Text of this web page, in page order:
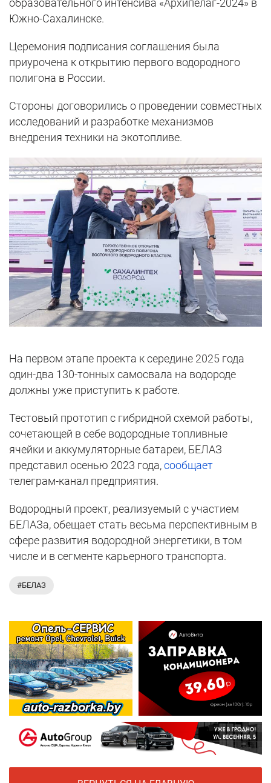
образовательного интенсива «Архипелаг-2024» в
Южно-Сахалинске.
Церемония подписания соглашения была
приурочена к открытию первого водородного
полигона в России.
Стороны договорились о проведении совместных
исследований и разработке механизмов
внедрения техники на экотопливе.
На первом этапе проекта к середине 2025 года
один-два 130-тонных самосвала на водороде
должны уже приступить к работе.
Тестовый прототип с гибридной схемой работы,
сочетающей в себе водородные топливные
ячейки и аккумуляторные батареи, БЕЛАЗ
представил осенью 2023 года,сообщает
телеграм-канал предприятия.
Водородный проект, реализуемый с участием
БЕЛАЗа, обещает стать весьма перспективным в
сфере развития водородной энергетики, в том
числе и в сегменте карьерного транспорта.
#БЕЛАЗ